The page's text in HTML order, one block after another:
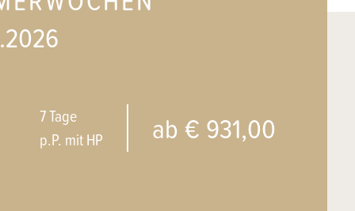
7 Tage
p.P. mit HP
ab € 931,00